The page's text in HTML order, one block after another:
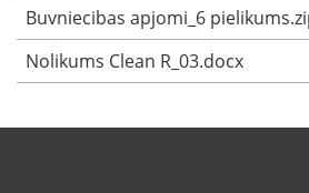
Buvniecibas apjomi_6
Nolikums Clean R_03.docx